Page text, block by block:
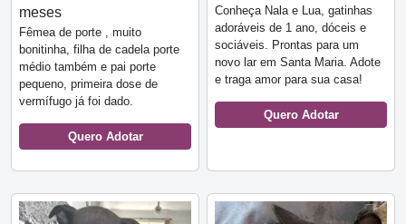
meses
Fêmea de porte , muito
bonitinha, filha de cadela porte
médio também e pai porte
pequeno, primeira dose de
vermífugo já foi dado.
Quero Adotar
Conheça Nala e Lua, gatinhas
adoráveis de 1 ano, dóceis e
sociáveis. Prontas para um
novo lar em Santa Maria. Adote
e traga amor para sua casa!
Quero Adotar